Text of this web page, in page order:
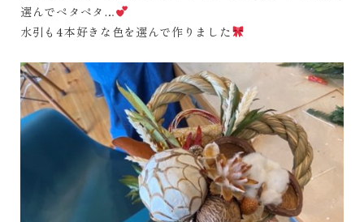
選んでペタペタ…
水引も4本好きな色を選んで作りました